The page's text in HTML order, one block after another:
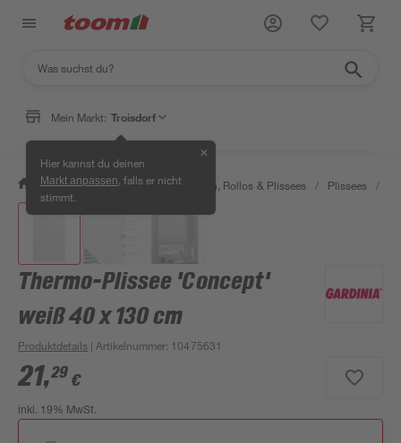
Mein Markt: Troisdorf
Hier kannst du deinen
Markt anpassen , falls er nicht
stimmt.
✕
/ Wohnen & Haushalt / Jalousien, Rollos & Plissees / Plissees /
Thermo-Plissee 'Concept'
weiß 40 x 130 cm
Produktdetails | Artikelnummer: 10475631
21,29 €
inkl. 19% MwSt.